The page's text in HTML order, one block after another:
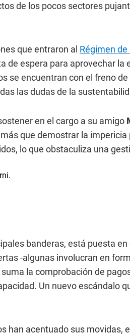
de los pocos sectores
que entraron al Régimen
de espera para aprovechar la
se encuentran con el freno
las dudas de la
en el cargo a su amigo
que demostrar la
lo que obstaculiza una
banderas, está puesta en
-algunas involucran en
la comprobación de
Un nuevo escándalo
han acentuado sus movidas,